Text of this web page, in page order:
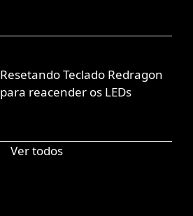
Resetando Teclado Redragon
para reacender os LEDs
Ver todos